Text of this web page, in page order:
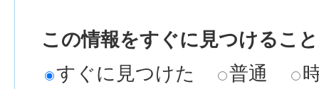
この情報をすぐに見つけるこ
すぐに見つけた
普通